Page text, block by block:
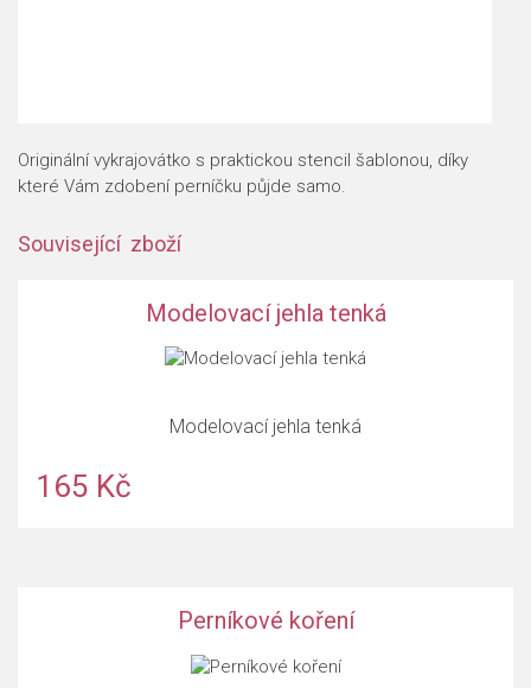
Originální vykrajovátko s praktickou stencil šablonou, díky
které Vám zdobení perníčku půjde samo.
Související zboží
Modelovací jehla tenká
Modelovací jehla tenká
165 Kč
Perníkové koření